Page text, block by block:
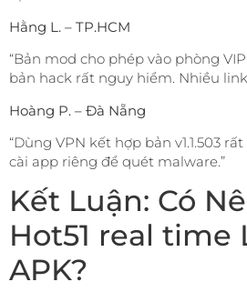
Hằng L. – TP.HCM
“Bản mod cho phép vào phòng
bản hack rất nguy hiểm. Nhiều link
Hoàng P. – Đà Nẵng
“Dùng VPN kết hợp bản v1.1.503
cài app riêng để quét malware.”
Kết Luận: Có
Hot51 real time
APK?